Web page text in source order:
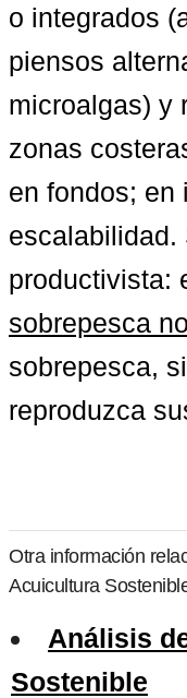
o integrados
piensos
microalgas) y
zonas
en fondos; en
escalabilidad.
productivista:
sobrepesca
sobrepesca,
reproduzca
Otra información
Acuicultura
Análisis
Sostenible